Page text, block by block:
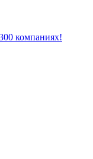
компаниях!